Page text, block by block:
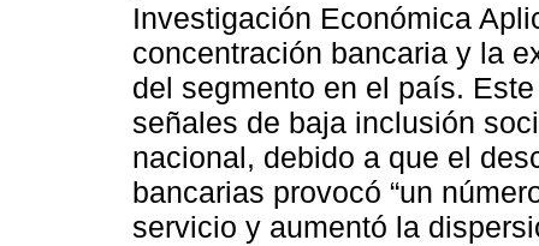
Investigación Económica
concentración bancaria y la
del segmento en el país.
señales de baja inclusión
nacional, debido a que el
bancarias provocó “un
servicio y aumentó la